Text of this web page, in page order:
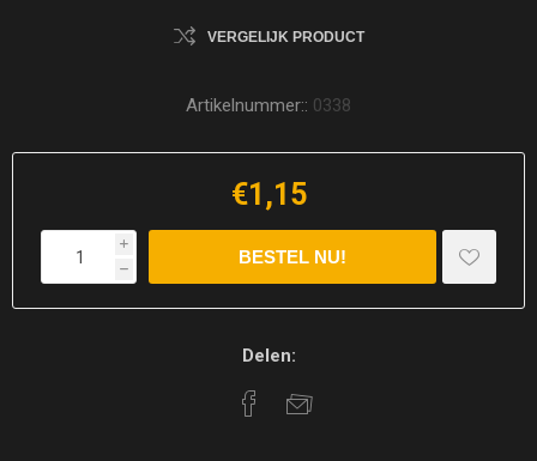
VERGELIJK PRODUCT
Artikelnummer:: 0338
€1,15
i
h
Delen: